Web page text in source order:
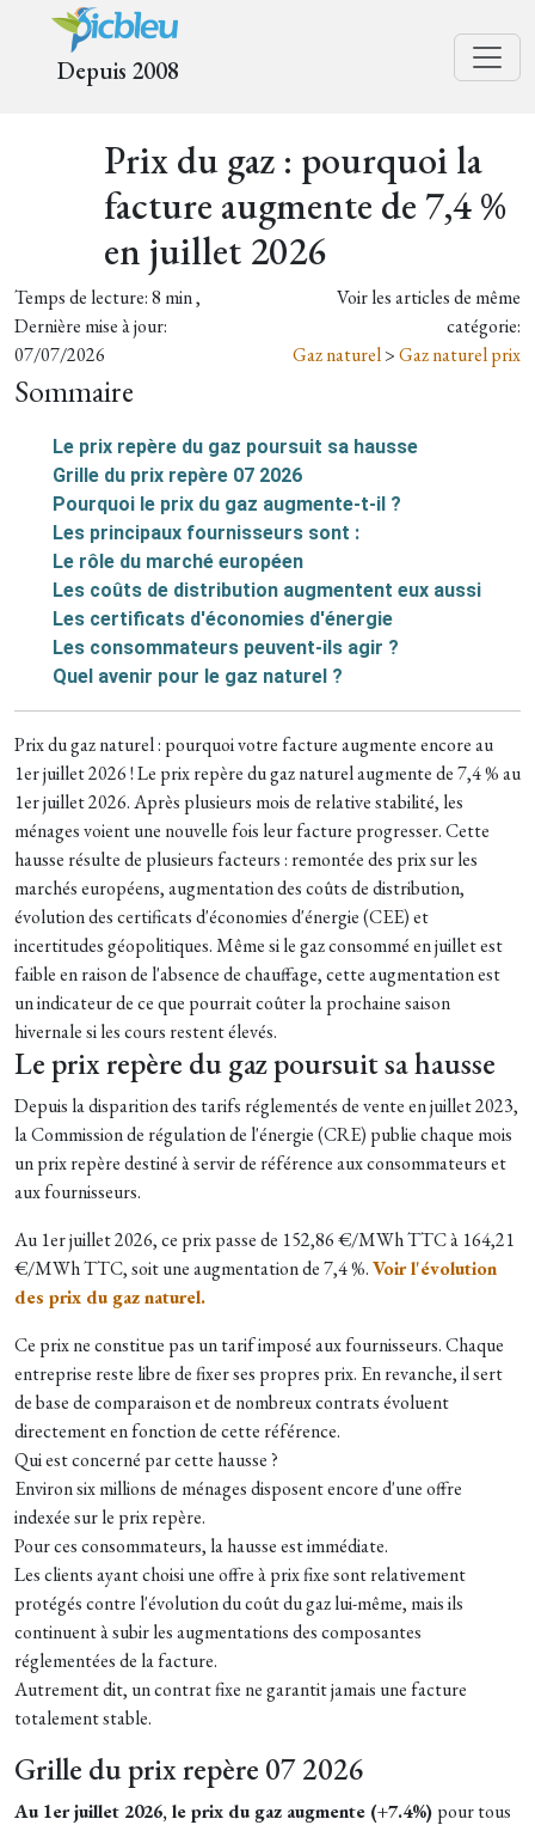
Depuis 2008
Prix du gaz : pourquoi la
facture augmente de 7,4 %
en juillet 2026
Temps de lecture: 8 min ,
Dernière mise à jour:
07/07/2026
Voir les articles de même
catégorie:
Gaz naturel>Gaz naturel prix
Sommaire
Le prix repère du gaz poursuit sa hausse
Grille du prix repère 07 2026
Pourquoi le prix du gaz augmente-t-il ?
Les principaux fournisseurs sont :
Le rôle du marché européen
Les coûts de distribution augmentent eux aussi
Les certificats d'économies d'énergie
Les consommateurs peuvent-ils agir ?
Quel avenir pour le gaz naturel ?
Prix du gaz naturel : pourquoi votre facture augmente encore au
1er juillet 2026 ! Le prix repère du gaz naturel augmente de 7,4 % au
1er juillet 2026. Après plusieurs mois de relative stabilité, les
ménages voient une nouvelle fois leur facture progresser. Cette
hausse résulte de plusieurs facteurs : remontée des prix sur les
marchés européens, augmentation des coûts de distribution,
évolution des certificats d'économies d'énergie (CEE) et
incertitudes géopolitiques. Même si le gaz consommé en juillet est
faible en raison de l'absence de chauffage, cette augmentation est
un indicateur de ce que pourrait coûter la prochaine saison
hivernale si les cours restent élevés.
Le prix repère du gaz poursuit sa hausse
Depuis la disparition des tarifs réglementés de vente en juillet 2023,
la Commission de régulation de l'énergie (CRE) publie chaque mois
un prix repère destiné à servir de référence aux consommateurs et
aux fournisseurs.
Au 1er juillet 2026, ce prix passe de 152,86 €/MWh TTC à 164,21
€/MWh TTC, soit une augmentation de 7,4 %.Voir l'évolution
des prix du gaz naturel.
Ce prix ne constitue pas un tarif imposé aux fournisseurs. Chaque
entreprise reste libre de fixer ses propres prix. En revanche, il sert
de base de comparaison et de nombreux contrats évoluent
directement en fonction de cette référence.
Qui est concerné par cette hausse ?
Environ six millions de ménages disposent encore d'une offre
indexée sur le prix repère.
Pour ces consommateurs, la hausse est immédiate.
Les clients ayant choisi une offre à prix fixe sont relativement
protégés contre l'évolution du coût du gaz lui-même, mais ils
continuent à subir les augmentations des composantes
réglementées de la facture.
Autrement dit, un contrat fixe ne garantit jamais une facture
totalement stable.
Grille du prix repère 07 2026
Au 1er juillet 2026, le prix du gaz augmente (+7.4%) pour tous